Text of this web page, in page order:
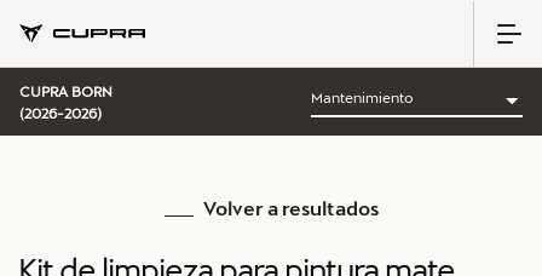
CUPRA BORN
(2026-2026)
Volver a resultados